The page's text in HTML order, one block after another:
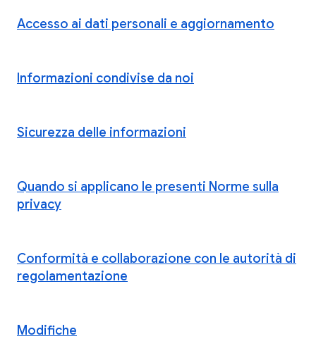
Accesso ai dati personali e aggiornamento
Informazioni condivise da noi
Sicurezza delle informazioni
Quando si applicano le presenti Norme sulla
privacy
Conformità e collaborazione con le autorità di
regolamentazione
Modifiche